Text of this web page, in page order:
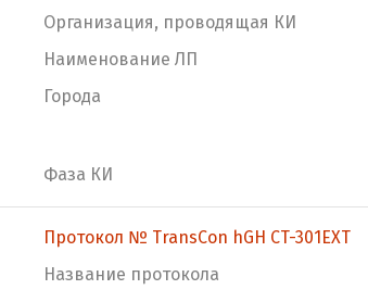
Организация, проводящая КИ
Наименование ЛП
Города
Фаза КИ
Протокол № TransCon hGH CT-301EXT
Название протокола